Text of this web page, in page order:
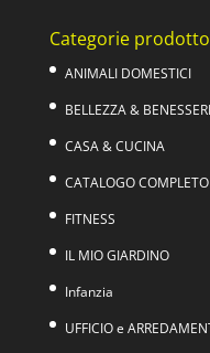
Categorie prodotto
ANIMALI DOMESTICI
BELLEZZA &
CASA & CUCINA
CATALOGO COMPLETO
FITNESS
IL MIO GIARDINO
Infanzia
UFFICIO e